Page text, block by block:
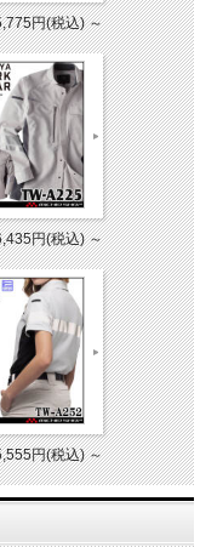
円(税込)～
円(税込)～
円(税込)～